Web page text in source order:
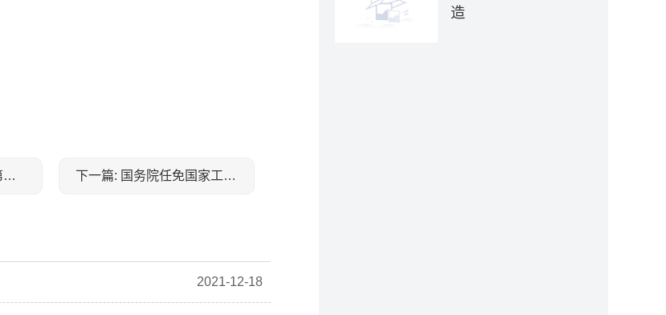
上一篇: 胡春华主持召开第46届世界技能大赛工作领导小组第三次全体会议 下一篇: 国务院任免国家工作人员
2021-12-18
造